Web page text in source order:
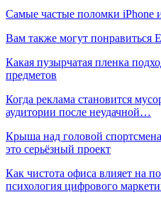
Самые частые поломки iPhone
Вам также могут понравиться
Какая пузырчатая пленка
предметов
Когда реклама становится
аудитории после неудачной…
Крыша над головой
это серьёзный проект
Как чистота офиса влияет на
психология цифрового